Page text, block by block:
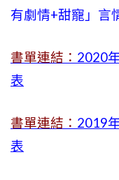
有劇情+甜寵」言
書單連結： 2020
表
書單連結： 2019
表